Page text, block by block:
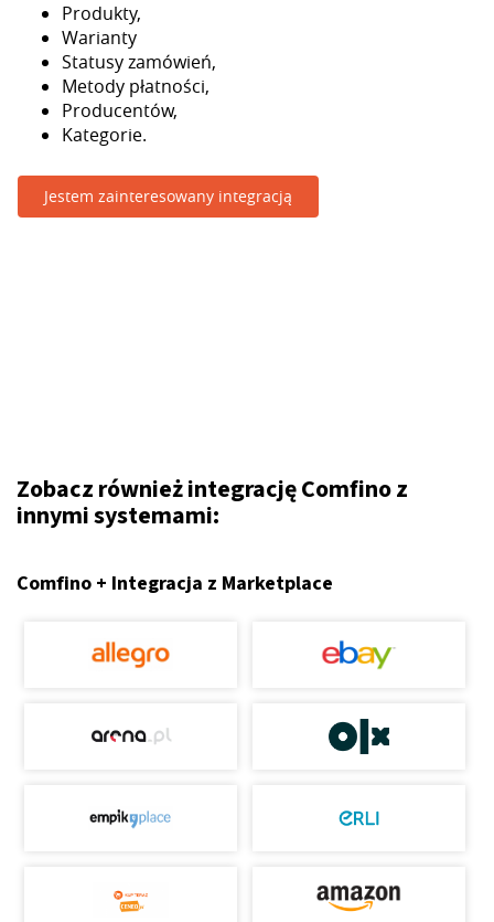
Produkty,
Warianty
Statusy zamówień,
Metody płatności,
Producentów,
Kategorie.
Jestem zainteresowany integracją
Zobacz również integrację Comfino z
innymi systemami:
Comfino + Integracja z Marketplace